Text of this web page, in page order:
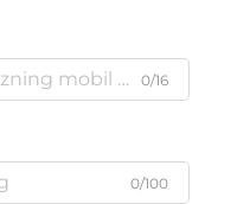
0/16
0/100